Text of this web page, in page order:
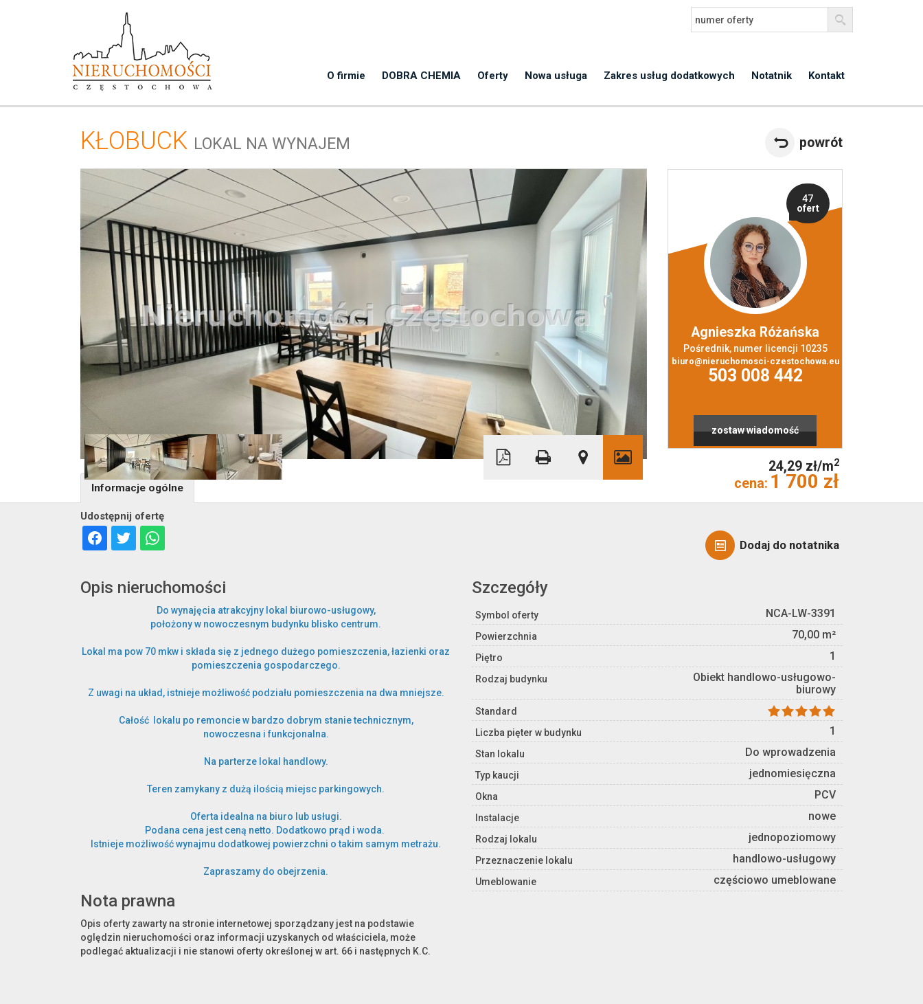
O firmie DOBRA CHEMIA Oferty Nowa usługa Zakres usług dodatkowych Notatnik Kontakt
KŁOBUCK LOKAL NA WYNAJEM powrót
© OpenMapTiles © OpenStreetMap contributors
47
ofert
Agnieszka Różańska
Pośrednik, numer licencji 10235
biuro@nieruchomosci-czestochowa.eu
503 008 442
zostaw wiadomość
24,29 zł/m2
cena: 1 700 zł
Dodaj do notatnika
Udostępnij ofertę
Informacje ogólne
Opis nieruchomości
Do wynajęcia atrakcyjny lokal biurowo-usługowy,
położony w nowoczesnym budynku blisko centrum.
Lokal ma pow 70 mkw i składa się z jednego dużego pomieszczenia, łazienki oraz
pomieszczenia gospodarczego.
Z uwagi na układ, istnieje możliwość podziału pomieszczenia na dwa mniejsze.
Całość lokalu po remoncie w bardzo dobrym stanie technicznym,
nowoczesna i funkcjonalna.
Na parterze lokal handlowy.
Teren zamykany z dużą ilością miejsc parkingowych.
Oferta idealna na biuro lub usługi.
Podana cena jest ceną netto. Dodatkowo prąd i woda.
Istnieje możliwość wynajmu dodatkowej powierzchni o takim samym metrażu.
Zapraszamy do obejrzenia.
Nota prawna
Opis oferty zawarty na stronie internetowej sporządzany jest na podstawie
oględzin nieruchomości oraz informacji uzyskanych od właściciela, może
podlegać aktualizacji i nie stanowi oferty określonej w art. 66 i następnych K.C.
Szczegóły
Symbol oferty NCA-LW-3391
Powierzchnia 70,00 m²
Piętro 1
Rodzaj budynku
Obiekt handlowo-usługowo-
biurowy
Standard
Liczba pięter w budynku
1
Stan lokalu Do wprowadzenia
Typ kaucji jednomiesięczna
Okna PCV
Instalacje nowe
Rodzaj lokalu jednopoziomowy
Przeznaczenie lokalu handlowo-usługowy
Umeblowanie częściowo umeblowane